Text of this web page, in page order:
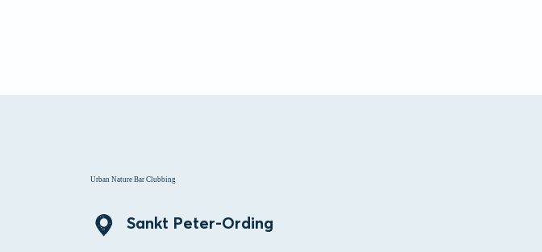
Urban Nature Bar Clubbing
Sankt Peter-Ording